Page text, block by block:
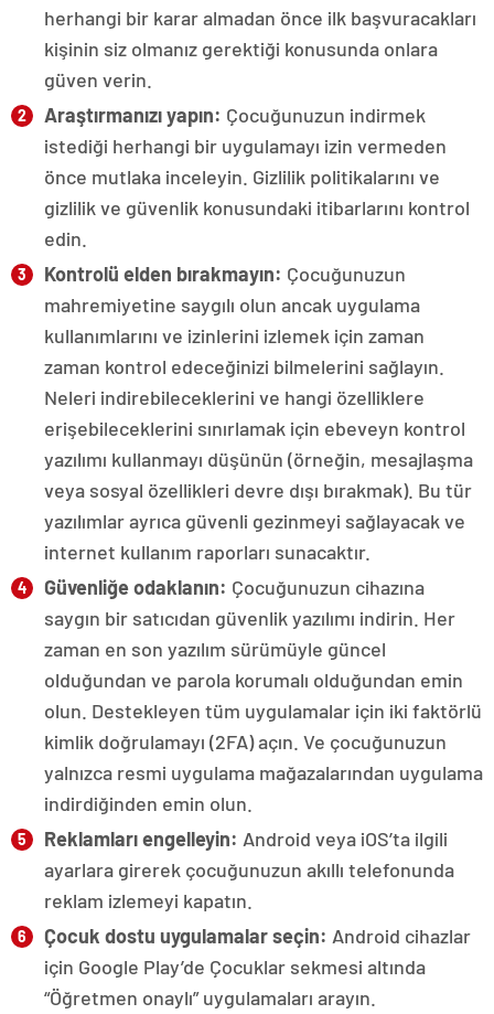
herhangi bir karar almadan önce ilk başvuracakları
kişinin siz olmanız gerektiği konusunda onlara
güven verin.
Araştırmanızı yapın: Çocuğunuzun indirmek
istediği herhangi bir uygulamayı izin vermeden
önce mutlaka inceleyin. Gizlilik politikalarını ve
gizlilik ve güvenlik konusundaki itibarlarını kontrol
edin.
Kontrolü elden bırakmayın: Çocuğunuzun
mahremiyetine saygılı olun ancak uygulama
kullanımlarını ve izinlerini izlemek için zaman
zaman kontrol edeceğinizi bilmelerini sağlayın.
Neleri indirebileceklerini ve hangi özelliklere
erişebileceklerini sınırlamak için ebeveyn kontrol
yazılımı kullanmayı düşünün (örneğin, mesajlaşma
veya sosyal özellikleri devre dışı bırakmak). Bu tür
yazılımlar ayrıca güvenli gezinmeyi sağlayacak ve
internet kullanım raporları sunacaktır.
Güvenliğe odaklanın: Çocuğunuzun cihazına
saygın bir satıcıdan güvenlik yazılımı indirin. Her
zaman en son yazılım sürümüyle güncel
olduğundan ve parola korumalı olduğundan emin
olun. Destekleyen tüm uygulamalar için iki faktörlü
kimlik doğrulamayı (2FA) açın. Ve çocuğunuzun
yalnızca resmi uygulama mağazalarından uygulama
indirdiğinden emin olun.
Reklamları engelleyin: Android veya iOS’ta ilgili
ayarlara girerek çocuğunuzun akıllı telefonunda
reklam izlemeyi kapatın.
Çocuk dostu uygulamalar seçin: Android cihazlar
için Google Play’de Çocuklar sekmesi altında
“Öğretmen onaylı” uygulamaları arayın.